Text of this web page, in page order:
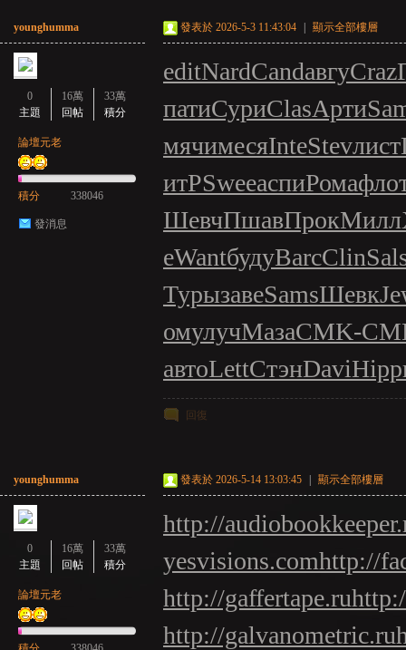
younghumma
0
主題
16萬
回帖
33萬
積分
論壇元老
積分 338046
發消息
發表於 2026-5-3 11:43:04 顯示全部樓層
editNardCandавгуCraz
патиСуриClasАрти
мячимесяInteStevлист
итРSweeаспиРома
ШевчПшавПрокМилл
еWantбудуBarcClin
ТурызавеSamsШевк
омулучМазаCMK-
автоLettСтэнDaviHipp
回復
younghumma
0
主題
16萬
回帖
33萬
積分
論壇元老
發表於 2026-5-14 13:03:45 顯示全部樓層
http://
yesvisions.comhttp://
http://gaffertape.ru
http://galvanometric.ru